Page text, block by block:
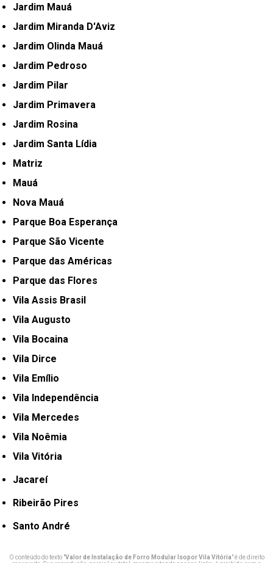
Jardim Mauá
Jardim Miranda D'Aviz
Jardim Olinda Mauá
Jardim Pedroso
Jardim Pilar
Jardim Primavera
Jardim Rosina
Jardim Santa Lídia
Matriz
Mauá
Nova Mauá
Parque Boa Esperança
Parque São Vicente
Parque das Américas
Parque das Flores
Vila Assis Brasil
Vila Augusto
Vila Bocaina
Vila Dirce
Vila Emílio
Vila Independência
Vila Mercedes
Vila Noêmia
Vila Vitória
Jacareí
Ribeirão Pires
Santo André
O conteúdo do texto "Valor de Instalação de Forro Modular Isopor Vila Vitória" é de direito